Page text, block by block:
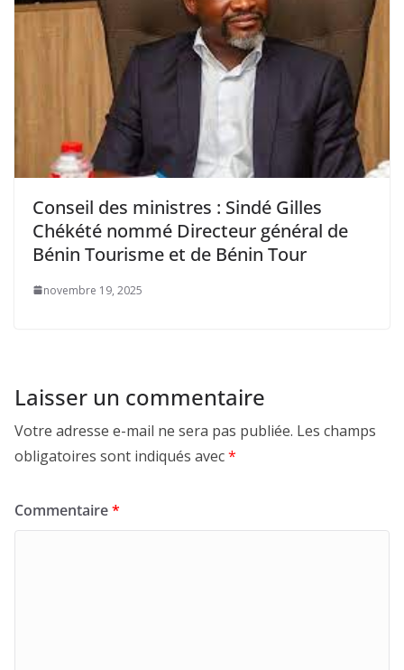
Conseil des ministres : Sindé Gilles
Chékété nommé Directeur général de
Bénin Tourisme et de Bénin Tour
novembre 19, 2025
Laisser un commentaire
Votre adresse e-mail ne sera pas publiée. Les champs
obligatoires sont indiqués avec*
Commentaire*